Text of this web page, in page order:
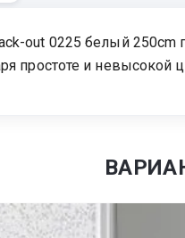
out 0225 белый 250cm
простоте и невысокой